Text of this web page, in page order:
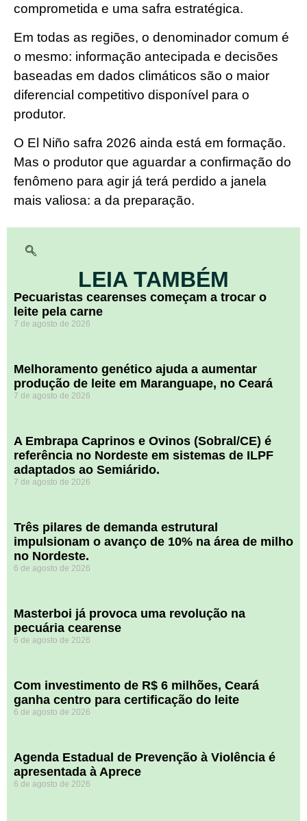
comprometida e uma safra estratégica.
Em todas as regiões, o denominador comum é
o mesmo: informação antecipada e decisões
baseadas em dados climáticos são o maior
diferencial competitivo disponível para o
produtor.
O El Niño safra 2026 ainda está em formação.
Mas o produtor que aguardar a confirmação do
fenômeno para agir já terá perdido a janela
mais valiosa: a da preparação.
LEIA TAMBÉM
Pecuaristas cearenses começam a trocar o
leite pela carne
7 de agosto de 2026
Melhoramento genético ajuda a aumentar
produção de leite em Maranguape, no Ceará
7 de agosto de 2026
A Embrapa Caprinos e Ovinos (Sobral/CE) é
referência no Nordeste em sistemas de ILPF
adaptados ao Semiárido.
7 de agosto de 2026
​Três pilares de demanda estrutural
impulsionam o avanço de 10% na área de milho
no Nordeste.
6 de agosto de 2026
Masterboi já provoca uma revolução na
pecuária cearense
6 de agosto de 2026
Com investimento de R$ 6 milhões, Ceará
ganha centro para certificação do leite
6 de agosto de 2026
Agenda Estadual de Prevenção à Violência é
apresentada à Aprece
6 de agosto de 2026